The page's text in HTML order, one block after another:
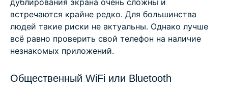
дублирования экрана очень сложны и
встречаются крайне редко. Для большинства
людей такие риски не актуальны. Однако лучше
всё равно проверить свой телефон на наличие
незнакомых приложений.
Общественный WiFi или Bluetooth